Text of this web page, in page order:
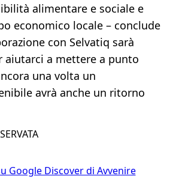
alimentare e sociale e
economico locale – conclude
con Selvatiq sarà
aiutarci a mettere a punto
una volta un
avrà anche un ritorno
Google Discover di Avvenire